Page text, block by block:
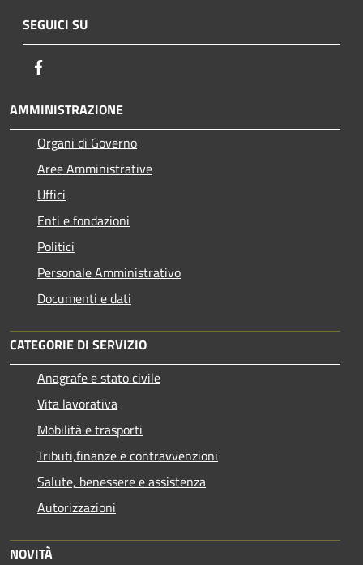
SEGUICI SU
AMMINISTRAZIONE
Organi di Governo
Aree Amministrative
Uffici
Enti e fondazioni
Politici
Personale Amministrativo
Documenti e dati
CATEGORIE DI SERVIZIO
Anagrafe e stato civile
Vita lavorativa
Mobilità e trasporti
Tributi,finanze e contravvenzioni
Salute, benessere e assistenza
Autorizzazioni
NOVITÀ